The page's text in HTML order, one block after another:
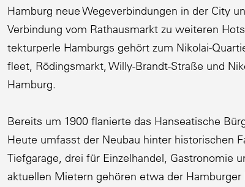
Hamburg neue Wegever­bin­dungen in der City
Verbindung vom Rathaus­markt zu weiteren
tek­tur­perle Hamburgs gehört zum Nikolai-
fleet, Rödings­markt, Willy-Brandt-Straße und
Hamburg.
Bereits um 1900 flanierte das Hansea­tische
Heute umfasst der Neubau hinter histo­ri­schen
Tiefgarage, drei für Einzel­handel, Gastro­nomie
aktuellen Mietern gehören etwa der